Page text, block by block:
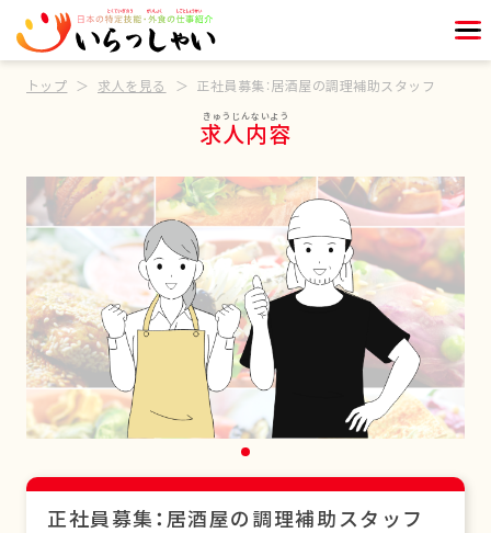
トップ 求人を見る 正社員募集：居酒屋の調理補助スタッフ
求人内容
正社員募集：居酒屋の調理補助スタッフ